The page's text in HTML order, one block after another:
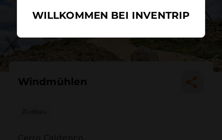
Windmühlen
Zivilbau
Cerro Calderico
WILLKOMMEN BEI INVENTRIP